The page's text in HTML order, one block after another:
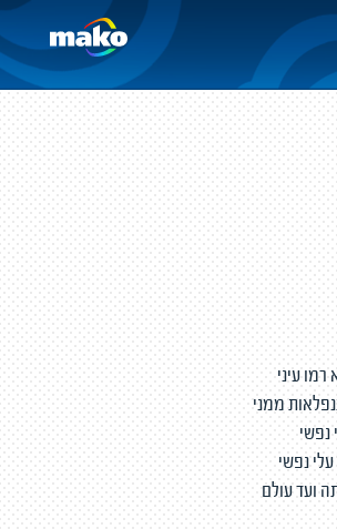
רמו עיני
ממני
נפשי
נפשי
ועד עולם